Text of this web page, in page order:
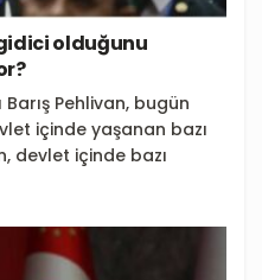
olduğunu
Pehlivan, bugün
içinde yaşanan bazı
devlet içinde bazı